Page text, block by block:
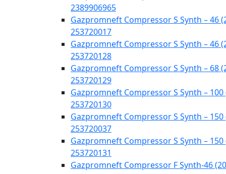
2389906965
Gazpromneft Compressor S Synth – 46
253720017
Gazpromneft Compressor S Synth – 46
253720128
Gazpromneft Compressor S Synth – 68
253720129
Gazpromneft Compressor S Synth – 100
253720130
Gazpromneft Compressor S Synth – 150
253720037
Gazpromneft Compressor S Synth – 150
253720131
Gazpromneft Compressor F Synth-46